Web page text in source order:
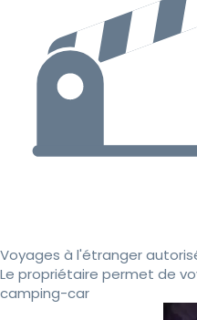
Voyages à l'étranger
Le propriétaire permet de
camping-car